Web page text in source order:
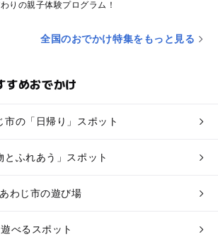
わりの親子体験プログラム！
全国のおでかけ特集をもっと見る
すめおでかけ
市の「日帰り」スポット
ふれあう」スポット
わじ市の遊び場
べるスポット